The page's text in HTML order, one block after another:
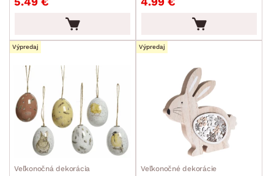
Výpredaj
Veľkonočná dekorácia
Výpredaj
Veľkonočné dekorácie